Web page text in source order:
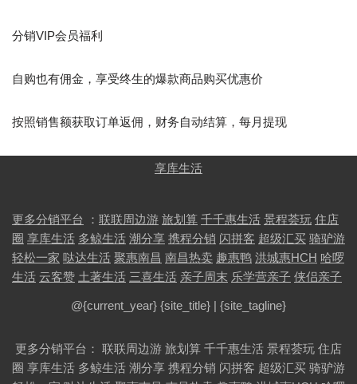
分销VIP会员福利
自购也有佣金，享受终生的爆款商品购买优惠价
按照销售额获取订单返佣，财务自动结算，每月提现
享库生活
更多分销平台 ： 联联周边游 旅划算 千千惠生活 景程荟玩 住店
圈 享库生活 多鲸生活 潮分享 携程分销 闪拼客 超级汇买 骑驴游
轻松一家 哒达生活 聚惠南昌 南昌热卖 趣惠鸭 洪城惠HCH 哈啰
生活 云客赞 土著生活 三喜生活 亲子周末 乐学营亲子 侠侣亲子
@{current_year} {site_title} | {site_tagline}
更多分销平台 ： 联联周边游 旅划算 千千惠生活 景程荟玩 住店
圈 享库生活 多鲸生活 潮分享 携程分销 闪拼客 超级汇买 骑驴游